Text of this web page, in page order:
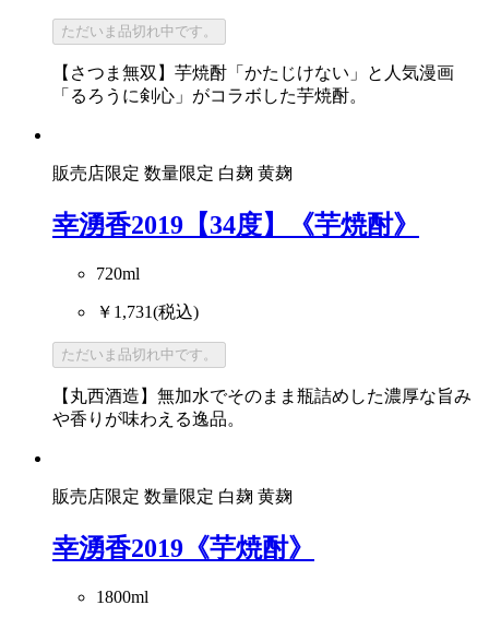
ただいま品切れ中です。
【さつま無双】芋焼酎「かたじけない」と人気漫画
「るろうに剣心」がコラボした芋焼酎。
販売店限定 数量限定 白麹 黄麹
幸湧香2019【34度】《芋焼酎》
720ml
￥1,731(税込)
ただいま品切れ中です。
【丸西酒造】無加水でそのまま瓶詰めした濃厚な旨み
や香りが味わえる逸品。
販売店限定 数量限定 白麹 黄麹
幸湧香2019《芋焼酎》
1800ml